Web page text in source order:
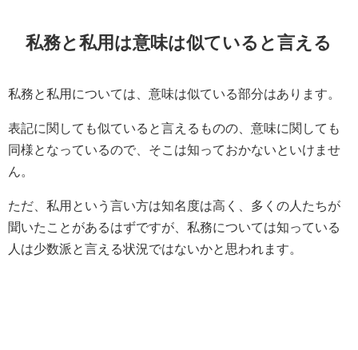
私務と私用は意味は似ていると言える
私務と私用については、意味は似ている部分はあります。
表記に関しても似ていると言えるものの、意味に関しても
同様となっているので、そこは知っておかないといけませ
ん。
ただ、私用という言い方は知名度は高く、多くの人たちが
聞いたことがあるはずですが、私務については知っている
人は少数派と言える状況ではないかと思われます。